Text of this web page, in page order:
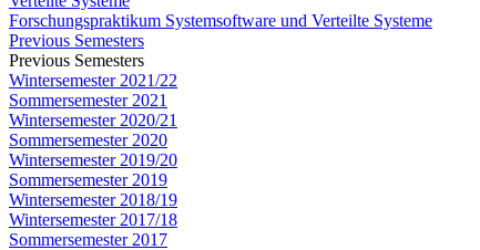
Forschungspraktikum Systemsoftware und Verteilte Systeme
Previous Semesters
Previous Semesters
Wintersemester 2021/22
Sommersemester 2021
Wintersemester 2020/21
Sommersemester 2020
Wintersemester 2019/20
Sommersemester 2019
Wintersemester 2018/19
Wintersemester 2017/18
Sommersemester 2017